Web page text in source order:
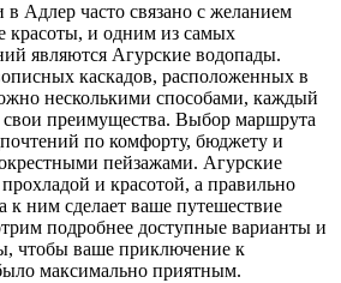
красоты, и одним из самых
являются Агурские водопады.
каскадов, расположенных в
несколькими способами, каждый
свои преимущества. Выбор маршрута
по комфорту, бюджету и
пейзажами. Агурские
и красотой, а правильно
к ним сделает ваше путешествие
подробнее доступные варианты и
чтобы ваше приключение к
максимально приятным.